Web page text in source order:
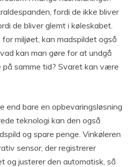
fordi de ikke bliver
de bliver glemt i køleskabet.
miljøet, kan madspildet også
kan man gøre for at undgå
på samme tid? Svaret kan være
end bare en opbevaringsløsning
teknologi kan den også
og spare penge. Vinkøleren
sensor, der registrerer
og justerer den automatisk, så